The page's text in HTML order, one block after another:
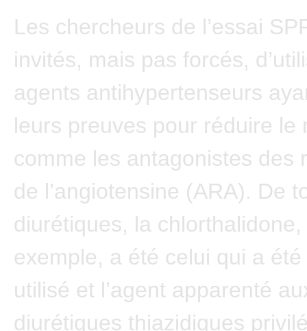
Les chercheurs de l’essai
invités, mais pas forcés,
agents antihypertenseurs
leurs preuves pour réduire le
comme les antagonistes des
de l’angiotensine (ARA). De
diurétiques, la
exemple, a été celui qui a
utilisé et l’agent apparenté
diurétiques thiazidiques